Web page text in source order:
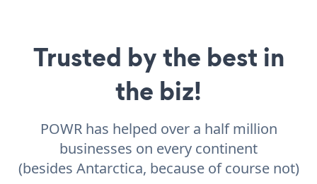
Trusted by the best in
the biz!
POWR has helped over a half million
businesses on every continent
(besides Antarctica, because of course not)